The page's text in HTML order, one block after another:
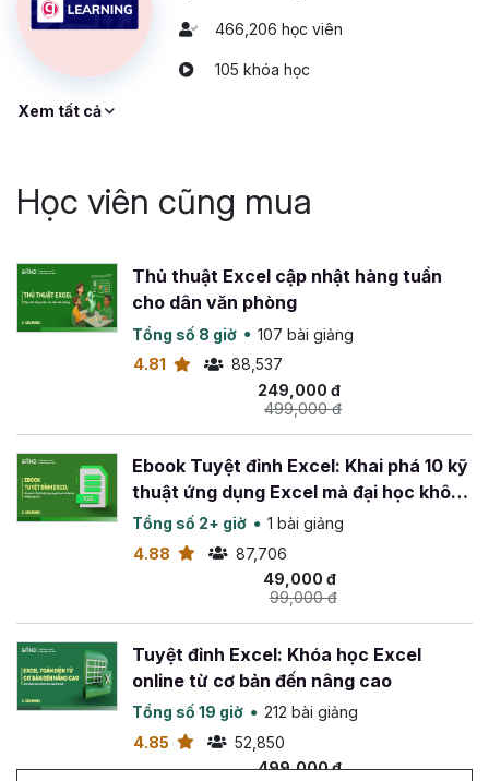
466,206 học viên
105 khóa học
Xem tất cả
Học viên cũng mua
Thủ thuật Excel cập nhật hàng tuần
cho dân văn phòng
Tổng số 8 giờ
107 bài giảng
4.81
88,537
249,000 đ
499,000 đ
Ebook Tuyệt đỉnh Excel: Khai phá 10 kỹ
thuật ứng dụng Excel mà đại học không
dạy bạn
Tổng số 2+ giờ
1 bài giảng
4.88
87,706
49,000 đ
99,000 đ
Tuyệt đỉnh Excel: Khóa học Excel
online từ cơ bản đến nâng cao
Tổng số 19 giờ
212 bài giảng
4.85
52,850
499,000 đ